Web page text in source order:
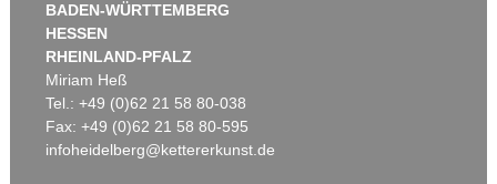
BADEN-WÜRTTEMBERG
HESSEN
RHEINLAND-PFALZ
Miriam Heß
Tel.: +49 (0)62 21 58 80-038
Fax: +49 (0)62 21 58 80-595
infoheidelberg@kettererkunst.de